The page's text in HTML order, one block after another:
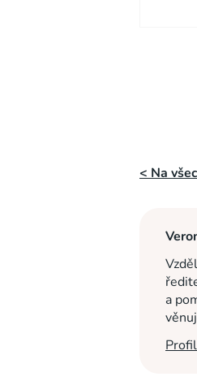
< Na
a